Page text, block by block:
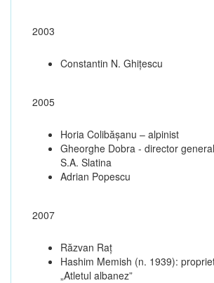
2003
Constantin N. Ghiţescu
2005
Horia Colibășanu – alpinist
Gheorghe Dobra - director
S.A. Slatina
Adrian Popescu
2007
Răzvan Raț
Hashim Memish (n. 1939):
„Atletul albanez”